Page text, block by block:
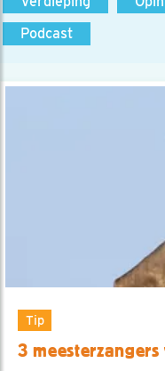
Podcast
Tip
3